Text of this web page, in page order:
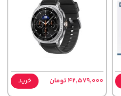
42,579,000 تومان خرید